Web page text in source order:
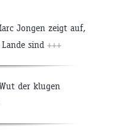
Jongen zeigt auf,
sind +++
der klugen